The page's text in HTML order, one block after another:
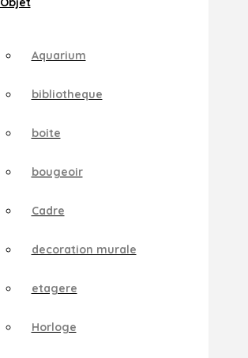
Aquarium
bibliotheque
boite
bougeoir
Cadre
decoration murale
etagere
Horloge